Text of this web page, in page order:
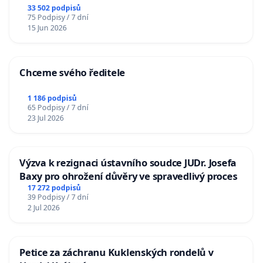
33 502 podpisů
75 Podpisy / 7 dní
15 Jun 2026
Chceme svého ředitele
1 186 podpisů
65 Podpisy / 7 dní
23 Jul 2026
Výzva k rezignaci ústavního soudce JUDr. Josefa
Baxy pro ohrožení důvěry ve spravedlivý proces
17 272 podpisů
39 Podpisy / 7 dní
2 Jul 2026
Petice za záchranu Kuklenských rondelů v